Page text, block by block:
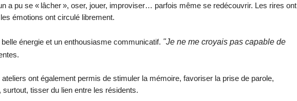
a pu se « lâcher», oser, jouer, improviser… parfois même se redécouvrir. Les rires ont
émotions ont circulé librement.
énergie et un enthousiasme communicatif. "Je ne me croyais pas capable de
ateliers ont également permis de stimuler la mémoire, favoriser la prise de parole,
tisser du lien entre les résidents.